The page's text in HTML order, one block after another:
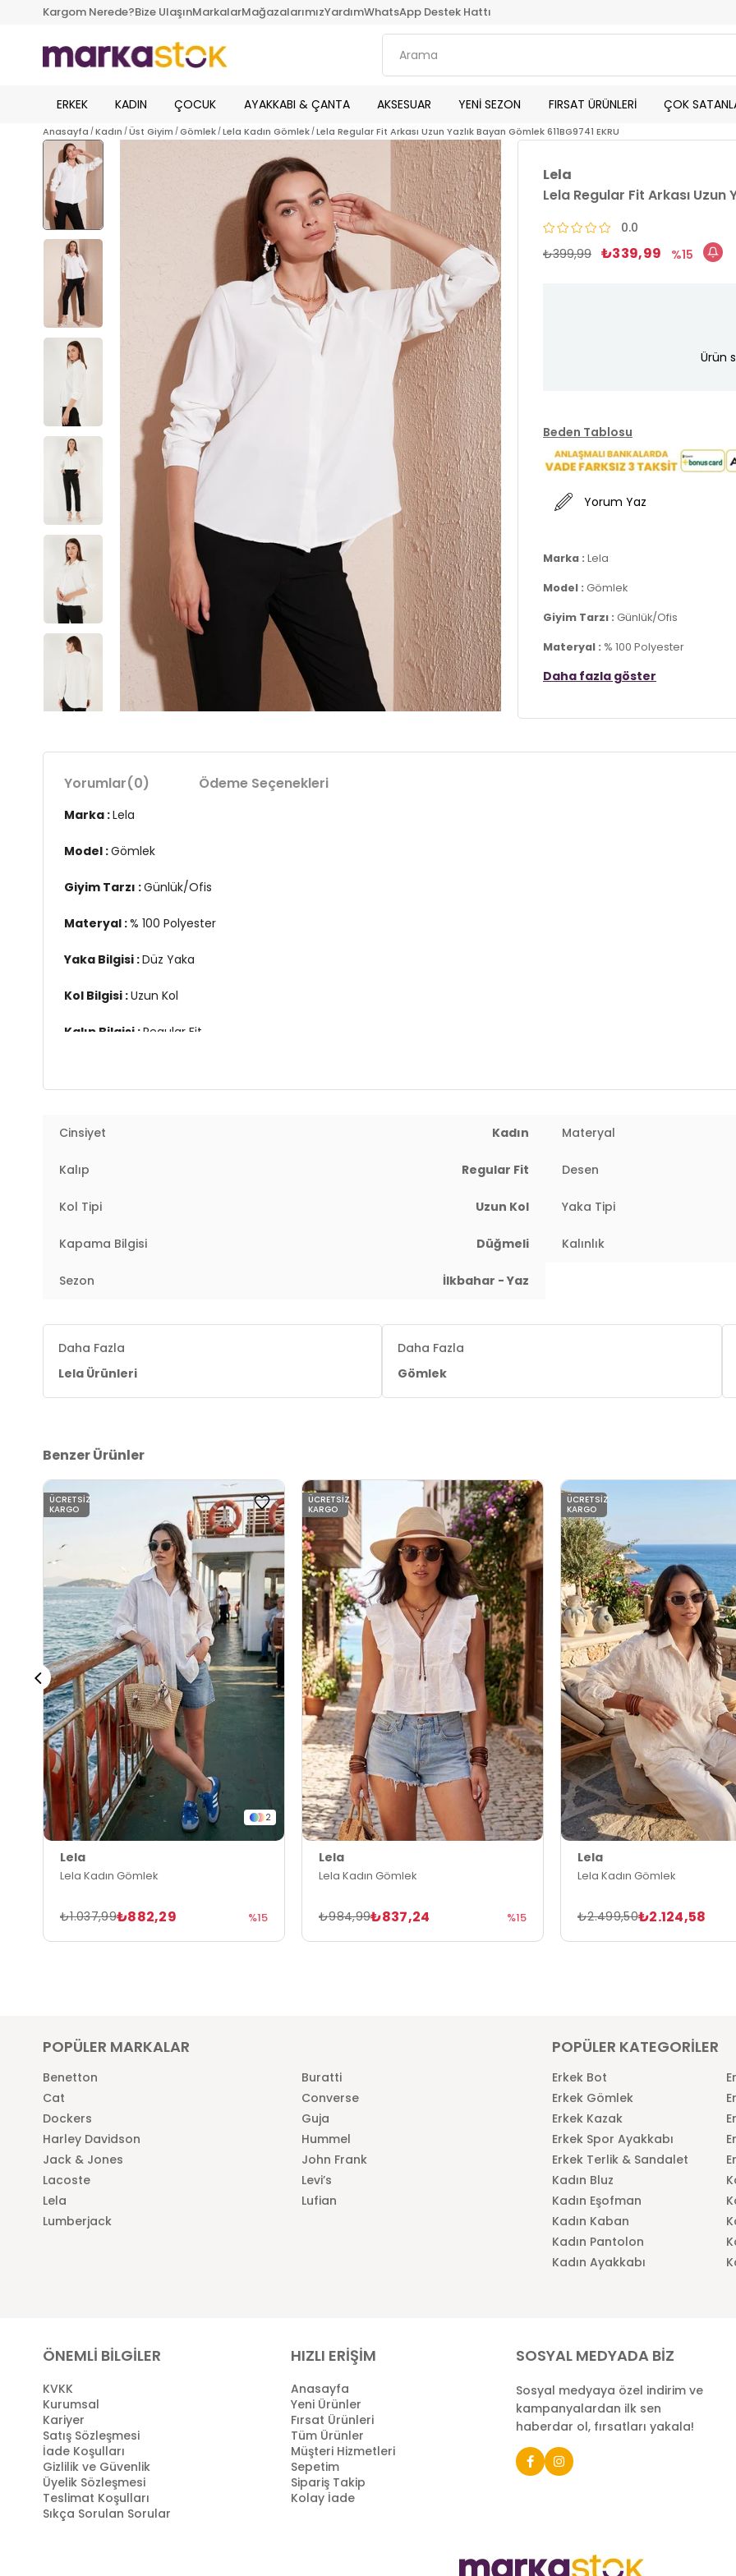
Kargom Nerede?Bize UlaşınMarkalarMağazalarımızYardımWhatsApp Destek Hattı
ERKEK KADIN ÇOCUK AYAKKABI & ÇANTA AKSESUAR YENİ SEZON FIRSAT ÜRÜNLERİ ÇOK
Anasayfa Kadın Üst Giyim Gömlek Lela Kadın Gömlek Lela Regular Fit Arkası Uzun Yazlık Bayan Gömlek 611BG9741 EKRU
Lela
Lela Regular Fit Arkası Uzun
0.0
₺399,99 ₺339,99 15
Ürün
Beden Tablosu
Yorum Yaz
Marka : Lela
Model : Gömlek
Giyim Tarzı : Günlük/Ofis
Materyal : % 100 Polyester
Yaka Bilgisi :Düz Yaka
Daha fazla göster
Yorumlar(0) Ödeme Seçenekleri
Marka :Lela
Model :Gömlek
Giyim Tarzı :Günlük/Ofis
Materyal :% 100 Polyester
Yaka Bilgisi :Düz Yaka
Kol Bilgisi :Uzun Kol
Kalıp Bilgisi :Regular Fit
Cinsiyet Kadın Materyal
Kalıp Regular Fit Desen
Kol Tipi Uzun Kol Yaka Tipi
Kapama Bilgisi Düğmeli Kalınlık
Sezon İlkbahar - Yaz
Daha Fazla
Lela Ürünleri
Daha Fazla
Gömlek
Benzer Ürünler
2
Lela
Lela Kadın Gömlek
₺882,29
₺1.037,99 %15
ÜCRETSIZ
KARGO
Lela
Lela Kadın Gömlek
₺837,24
₺984,99 %15
ÜCRETSIZ
KARGO
Lela
Lela Kadın Gömlek
₺2.124,58
₺2.499,50
ÜCRETSIZ
KARGO
POPÜLER MARKALAR
Benetton
Buratti
Cat
Converse
Dockers
Guja
Harley Davidson
Hummel
Jack & Jones
John Frank
Lacoste
Levi’s
Lela
Lufian
Lumberjack
POPÜLER KATEGORİLER
Erkek Bot
Erkek Gömlek
Erkek Kazak
Erkek Spor Ayakkabı
Erkek Terlik & Sandalet
Kadın Bluz
Kadın Eşofman
Kadın Kaban
Kadın Pantolon
Kadın Ayakkabı
ÖNEMLİ BİLGİLER
KVKK
Kurumsal
Kariyer
Satış Sözleşmesi
İade Koşulları
Gizlilik ve Güvenlik
Üyelik Sözleşmesi
Teslimat Koşulları
Sıkça Sorulan Sorular
HIZLI ERİŞİM
Anasayfa
Yeni Ürünler
Fırsat Ürünleri
Tüm Ürünler
Müşteri Hizmetleri
Sepetim
Sipariş Takip
Kolay İade
SOSYAL MEDYADA BİZ
Sosyal medyaya özel indirim ve
kampanyalardan ilk sen
haberdar ol, fırsatları yakala!